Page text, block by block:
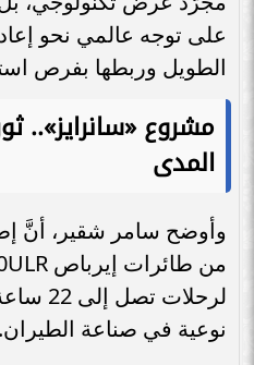
على توجه عالمي نحو
الطويل وربطها بفرص
مشروع «سانرايز»..
المدى
وأوضح سامر شقير، أنَّ
نوعية في صناعة الطيران.